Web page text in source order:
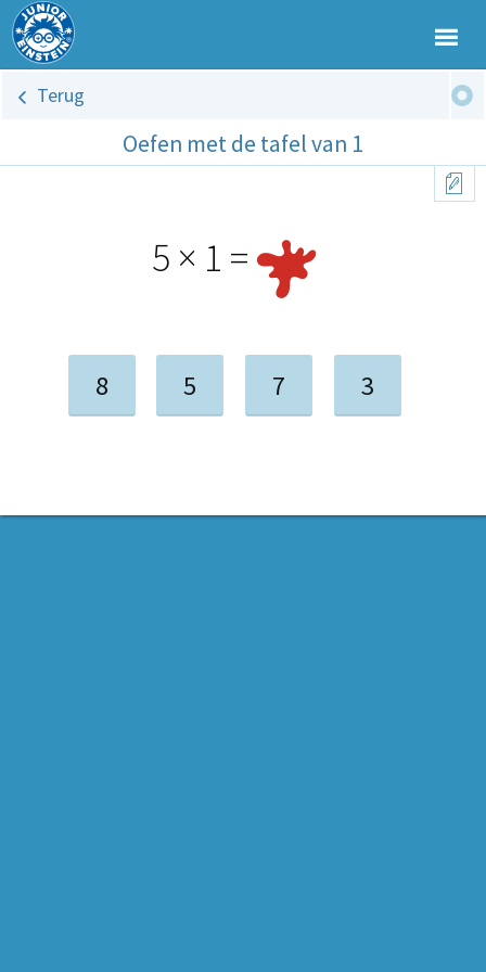
Terug
Oefen met de tafel van 1
5 × 1 =
8 5 7 3